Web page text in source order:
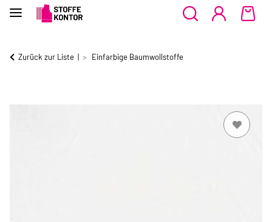
Zurück zur Liste Einfarbige Baumwollstoffe